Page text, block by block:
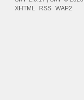
XHTML
RSS WAP2